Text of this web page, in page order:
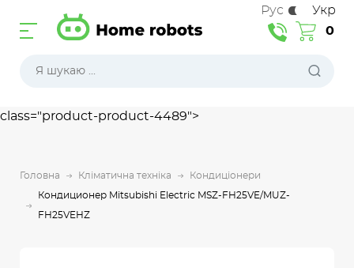
class="product-product-4489">
0
Рус Укр
Головна Кліматична техніка Кондиціонери
Кондиционер Mitsubishi Electric MSZ-FH25VE/MUZ-
FH25VEHZ